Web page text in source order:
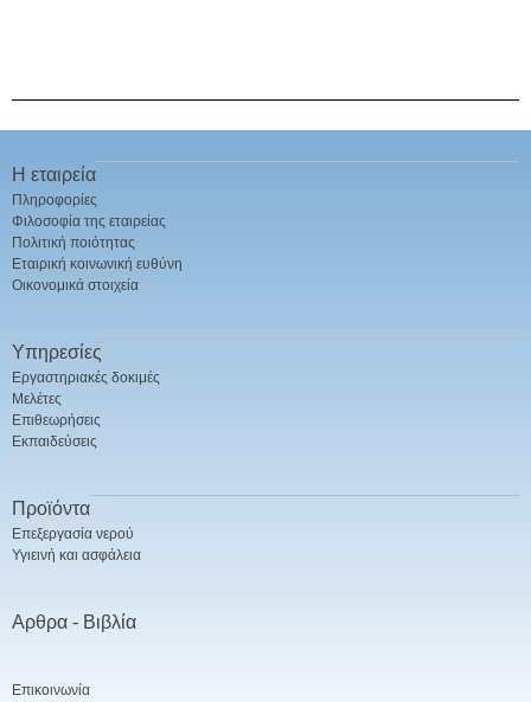
Η εταιρεία
Πληροφορίες
Φιλοσοφία της εταιρείας
Πολιτική ποιότητας
Εταιρική κοινωνική ευθύνη
Οικονομικά στοιχεία
Υπηρεσίες
Εργαστηριακές δοκιμές
Μελέτες
Επιθεωρήσεις
Εκπαιδεύσεις
Προϊόντα
Επεξεργασία νερού
Υγιεινή και ασφάλεια
Αρθρα - Βιβλία
Επικοινωνία